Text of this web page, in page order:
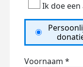
Ik doe
Voornaam *